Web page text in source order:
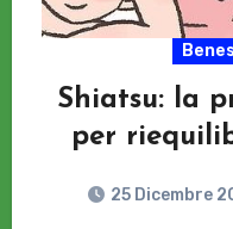
Shiatsu: la
per
25 Dicembre